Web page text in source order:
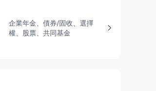
企業年金、債券/固收、選擇
權、股票、共同基金